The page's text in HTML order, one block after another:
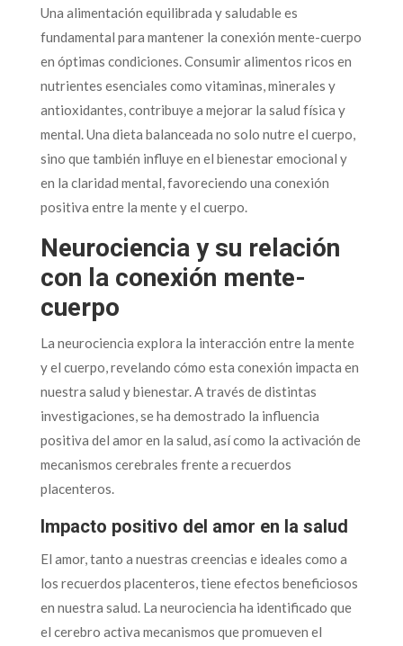
Una alimentación equilibrada y saludable es
fundamental para mantener la conexión mente-cuerpo
en óptimas condiciones. Consumir alimentos ricos en
nutrientes esenciales como vitaminas, minerales y
antioxidantes, contribuye a mejorar la salud física y
mental. Una dieta balanceada no solo nutre el cuerpo,
sino que también influye en el bienestar emocional y
en la claridad mental, favoreciendo una conexión
positiva entre la mente y el cuerpo.
Neurociencia y su relación
con la conexión mente-
cuerpo
La neurociencia explora la interacción entre la mente
y el cuerpo, revelando cómo esta conexión impacta en
nuestra salud y bienestar. A través de distintas
investigaciones, se ha demostrado la influencia
positiva del amor en la salud, así como la activación de
mecanismos cerebrales frente a recuerdos
placenteros.
Impacto positivo del amor en la salud
El amor, tanto a nuestras creencias e ideales como a
los recuerdos placenteros, tiene efectos beneficiosos
en nuestra salud. La neurociencia ha identificado que
el cerebro activa mecanismos que promueven el